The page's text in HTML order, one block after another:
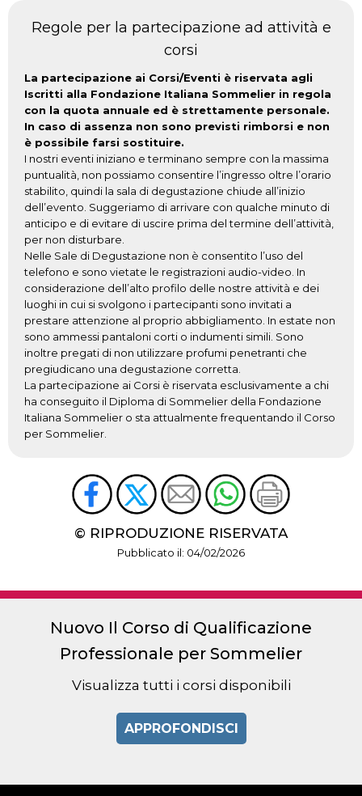
Regole per la partecipazione ad attività e
corsi
La partecipazione ai Corsi/Eventi è riservata agli
Iscritti alla Fondazione Italiana Sommelier in regola
con la quota annuale ed è strettamente personale.
In caso di assenza non sono previsti rimborsi e non
è possibile farsi sostituire.
I nostri eventi iniziano e terminano sempre con la massima
puntualità, non possiamo consentire l’ingresso oltre l’orario
stabilito, quindi la sala di degustazione chiude all’inizio
dell’evento. Suggeriamo di arrivare con qualche minuto di
anticipo e di evitare di uscire prima del termine dell’attività,
per non disturbare.
Nelle Sale di Degustazione non è consentito l’uso del
telefono e sono vietate le registrazioni audio-video. In
considerazione dell’alto profilo delle nostre attività e dei
luoghi in cui si svolgono i partecipanti sono invitati a
prestare attenzione al proprio abbigliamento. In estate non
sono ammessi pantaloni corti o indumenti simili. Sono
inoltre pregati di non utilizzare profumi penetranti che
pregiudicano una degustazione corretta.
La partecipazione ai Corsi è riservata esclusivamente a chi
ha conseguito il Diploma di Sommelier della Fondazione
Italiana Sommelier o sta attualmente frequentando il Corso
per Sommelier.
© RIPRODUZIONE RISERVATA
Pubblicato il: 04/02/2026
Nuovo Il Corso di Qualificazione
Professionale per Sommelier
Visualizza tutti i corsi disponibili
APPROFONDISCI